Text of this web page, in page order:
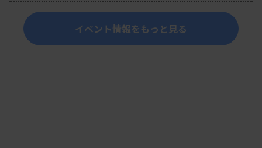
イベント情報をもっと見る